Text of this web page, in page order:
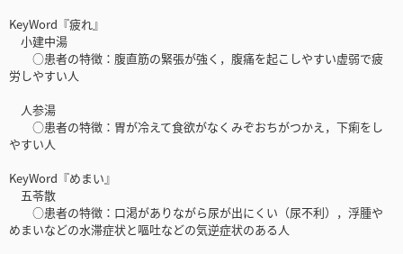
KeyWord『疲れ』
小建中湯
○患者の特徴：腹直筋の緊張が強く，腹痛を起こしやすい虚弱で疲
労しやすい人
人参湯
○患者の特徴：胃が冷えて食欲がなくみぞおちがつかえ，下痢をし
やすい人
KeyWord『めまい』
五苓散
○患者の特徴：口渇がありながら尿が出にくい（尿不利），浮腫や
めまいなどの水滞症状と嘔吐などの気逆症状のある人